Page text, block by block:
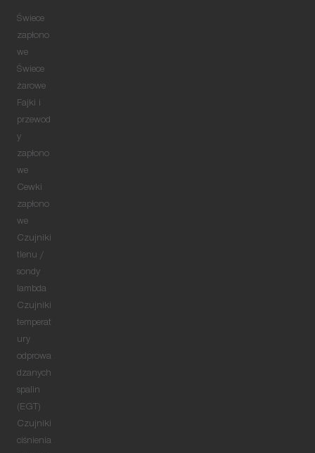
Świece
zapłono
we
Świece
żarowe
Fajki i
przewod
y
zapłono
we
Cewki
zapłono
we
Czujniki
tlenu /
sondy
lambda
Czujniki
temperat
ury
odprowa
dzanych
spalin
(EGT)
Czujniki
ciśnienia